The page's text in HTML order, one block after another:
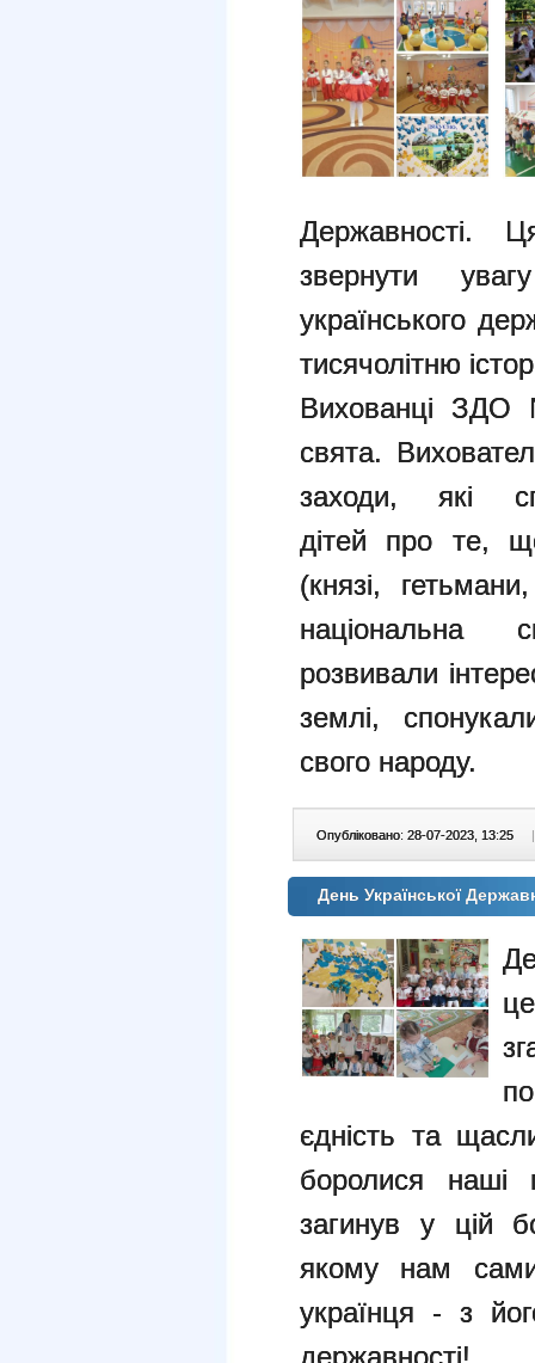
Державності.
звернути
українського
тисячолітню
Вихованці
свята.
заходи, які
дітей про те,
(князі,
національна
розвивали
землі,
свого народу.
Опубліковано: 28-07-2023, 13:25 |
День Української
єдність та
боролися наші
загинув у цій
якому нам
українця - з
державності!